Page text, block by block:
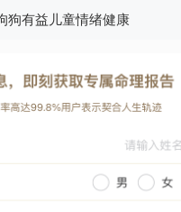
狗有益儿童情绪健康